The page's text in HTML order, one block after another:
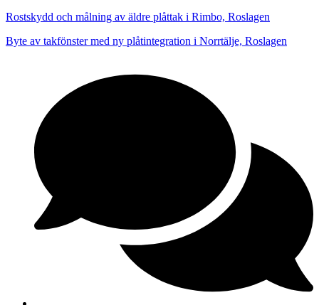
Rostskydd och målning av äldre plåttak i Rimbo, Roslagen
Byte av takfönster med ny plåtintegration i Norrtälje, Roslagen